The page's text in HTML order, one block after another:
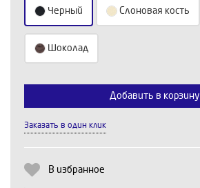
Черный Слоновая кость
Шоколад
Продолжить
Добавить в корзину
Заказать в один клик
В избранное